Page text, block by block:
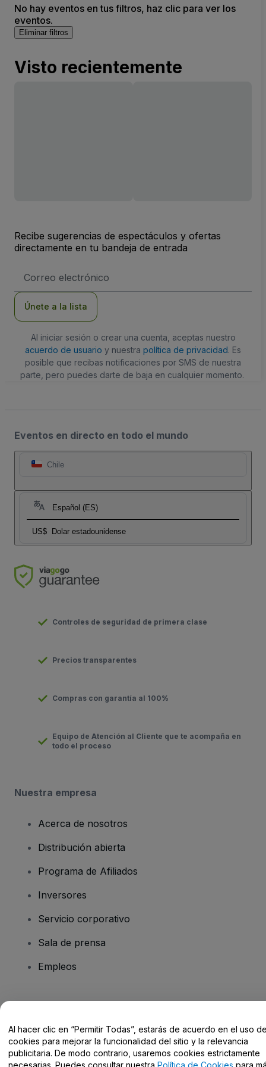
No hay eventos en tus filtros, haz clic para ver los
eventos.
Eliminar filtros
Visto recientemente
Recibe sugerencias de espectáculos y ofertas
directamente en tu bandeja de entrada
de
Únete a la lista
Al iniciar sesión o crear una cuenta, aceptas nuestro
acuerdo de usuario y nuestra política de privacidad. Es
posible que recibas notificaciones por SMS de nuestra
parte, pero puedes darte de baja en cualquier momento.
Eventos en directo en todo el mundo
Chile
Español (ES)
US$ Dolar estadounidense
Controles de seguridad de primera clase
Precios transparentes
Compras con garantía al 100%
Equipo de Atención al Cliente que te acompaña en
todo el proceso
Nuestra empresa
Acerca de nosotros
Distribución abierta
Programa de Afiliados
Inversores
Servicio corporativo
Sala de prensa
Empleos
Centro de Ayuda / Contacto
Al hacer clic en “Permitir Todas”, estarás de acuerdo en el uso
cookies para mejorar la funcionalidad del sitio y la relevancia
publicitaria. De modo contrario, usaremos cookies estrictamente
necesarias. Puedes consultar nuestra Política de Cookies para